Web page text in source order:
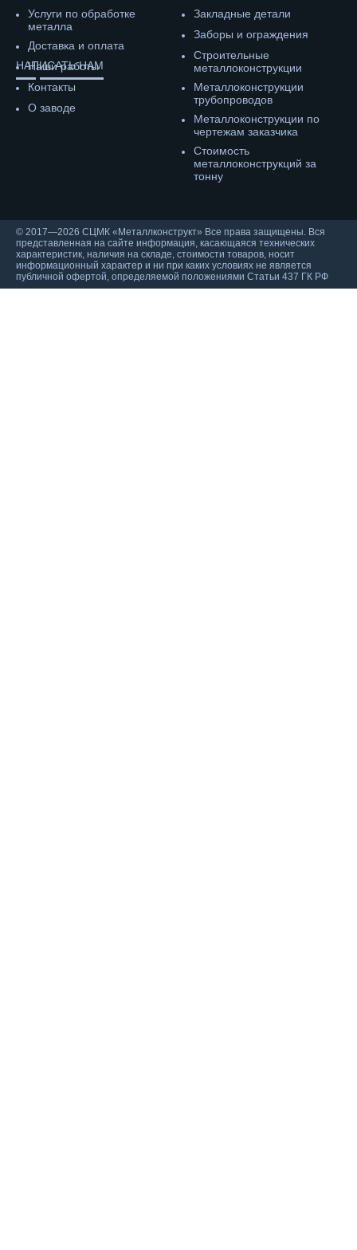
Услуги по обработке
металла
Доставка и оплата
Наши работы
Контакты
О заводе
Закладные детали
Заборы и ограждения
Строительные
металлоконструкции
Металлоконструкции
трубопроводов
Металлоконструкции по
чертежам заказчика
Cтоимость
металлоконструкций за
тонну
НАПИСАТЬ НАМ
© 2017—2026 СЦМК «Металлконструкт» Все права защищены. Вся
представленная на сайте информация, касающаяся технических
характеристик, наличия на складе, стоимости товаров, носит
информационный характер и ни при каких условиях не является
публичной офертой, определяемой положениями Статьи 437 ГК РФ